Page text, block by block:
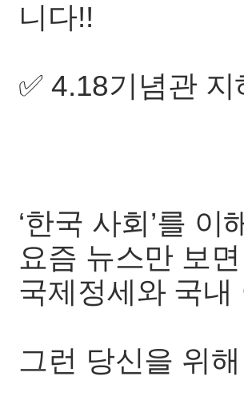
니다!!
✅ 4.18기념관
‘한국 사회’를
요즘 뉴스만 보
국제정세와 국
그런 당신을 위